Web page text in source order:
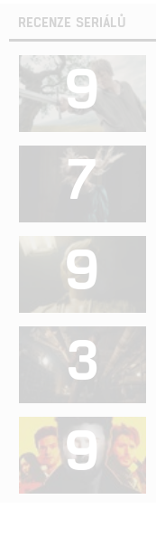
RECENZE SERIÁLŮ
9
7
9
3
9